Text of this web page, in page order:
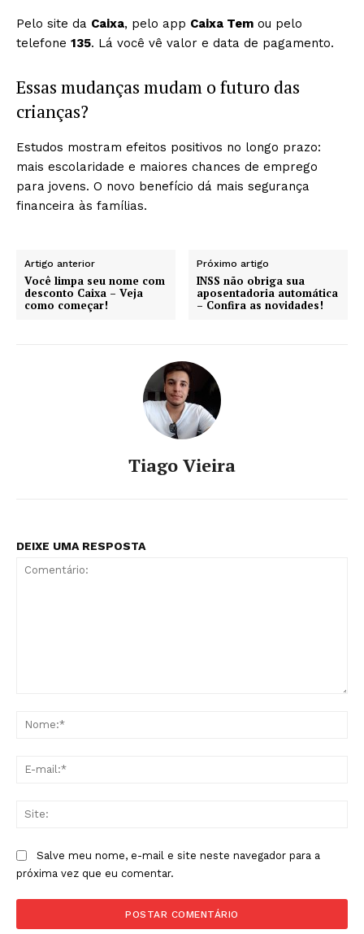
Pelo site da Caixa, pelo app Caixa Tem ou pelo
telefone 135. Lá você vê valor e data de pagamento.
Essas mudanças mudam o futuro das
crianças?
Estudos mostram efeitos positivos no longo prazo:
mais escolaridade e maiores chances de emprego
para jovens. O novo benefício dá mais segurança
financeira às famílias.
Artigo anterior
Você limpa seu nome com
desconto Caixa – Veja
como começar!
Próximo artigo
INSS não obriga sua
aposentadoria automática
– Confira as novidades!
Tiago Vieira
DEIXE UMA RESPOSTA
Salve meu nome, e-mail e site neste navegador para a
próxima vez que eu comentar.